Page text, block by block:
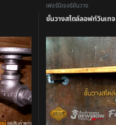
เฟอร์นิเจอร์ชั้นวาง
ชั้นวางสไตล์ลอฟท์วินเทจ